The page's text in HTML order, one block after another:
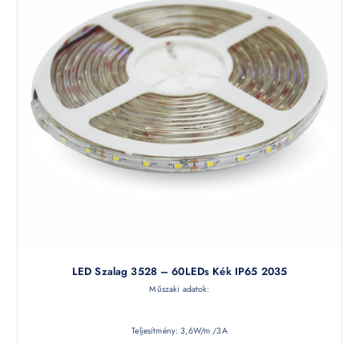
LED Szalag 3528 – 60LEDs Kék IP65 2035
Műszaki adatok:
Teljesítmény: 3,6W/m /3A